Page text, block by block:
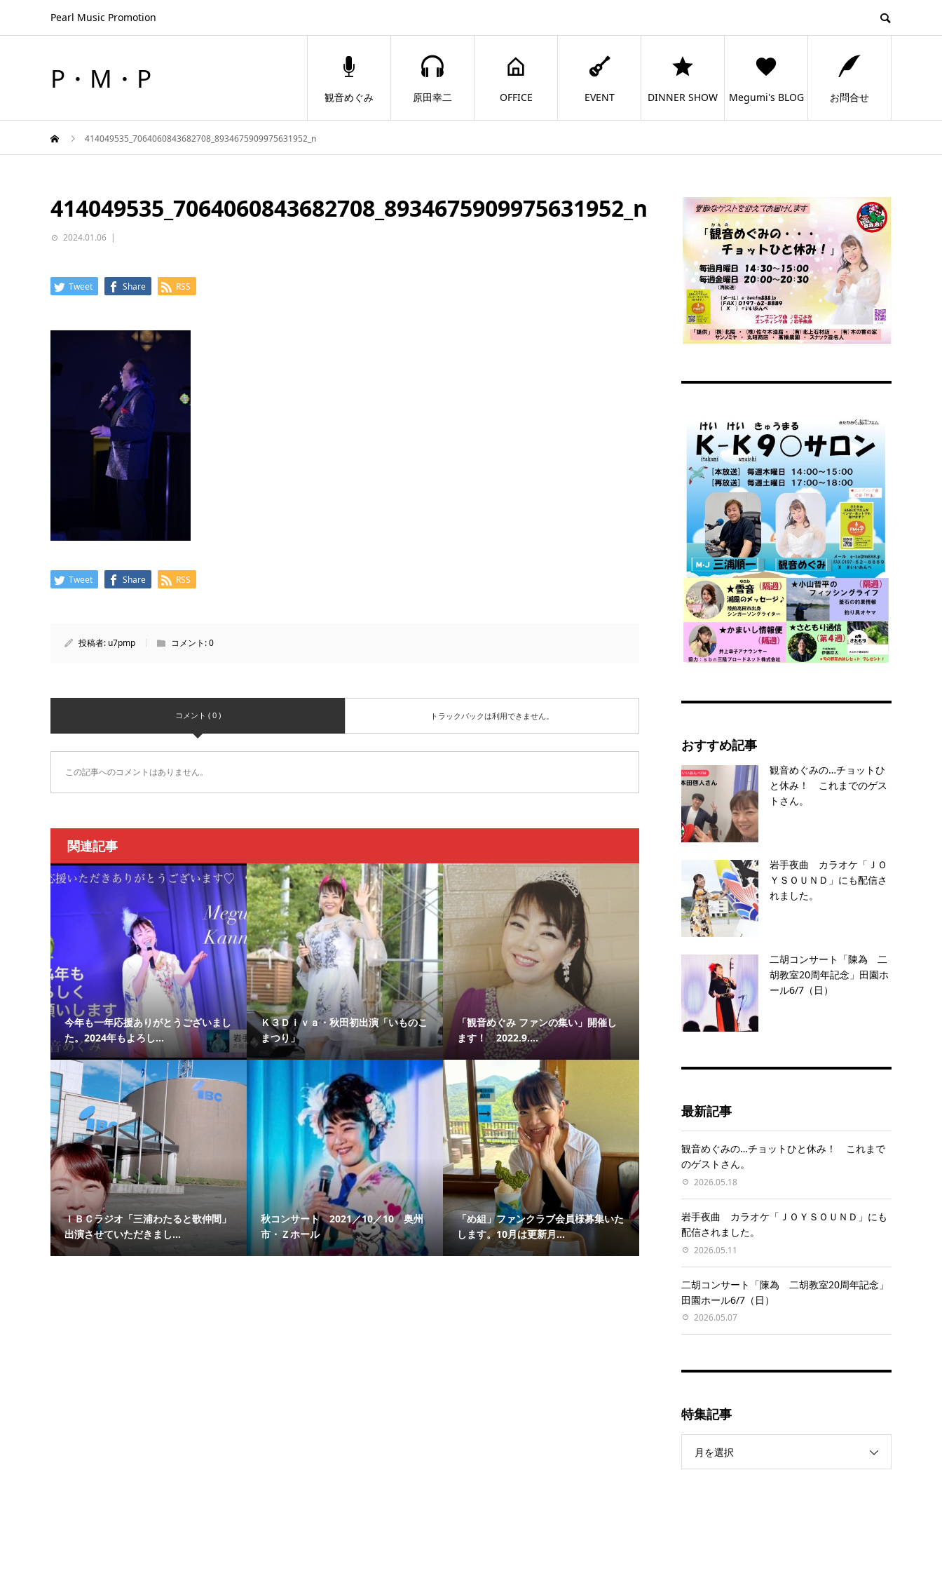
Pearl Music Promotion
P・M・P
観音めぐみ 原田幸二 OFFICE EVENT DINNER SHOW Megumi's BLOG お問合せ
414049535_7064060843682708_8934675909975631952_n
414049535_7064060843682708_8934675909975631952_n
2024.01.06
Tweet Share RSS
Tweet Share RSS
投稿者: u7pmp コメント:0
コメント ( 0 ) トラックバックは利用できません。
この記事へのコメントはありません。
関連記事
今年も一年応援ありがとうございまし
た。2024年もよろし...
Ｋ３Ｄｉｖａ・秋田初出演「いものこ
まつり」
「観音めぐみ ファンの集い」開催し
ます！ 2022.9....
ＩＢＣラジオ「三浦わたると歌仲間」
出演させていただきまし...
秋コンサート 2021／10／10 奥州
市・Ｚホール
「め組」ファンクラブ会員様募集いた
します。10月は更新月...
おすすめ記事
観音めぐみの…チョットひ
と休み！ これまでのゲス
トさん。
岩手夜曲 カラオケ「ＪＯ
ＹＳＯＵＮＤ」にも配信さ
れました。
二胡コンサート「陳為 二
胡教室20周年記念」田園ホ
ール6/7（日）
最新記事
観音めぐみの…チョットひと休み！ これまで
のゲストさん。
2026.05.18
岩手夜曲 カラオケ「ＪＯＹＳＯＵＮＤ」にも
配信されました。
2026.05.11
二胡コンサート「陳為 二胡教室20周年記念」
田園ホール6/7（日）
2026.05.07
特集記事
月を選択